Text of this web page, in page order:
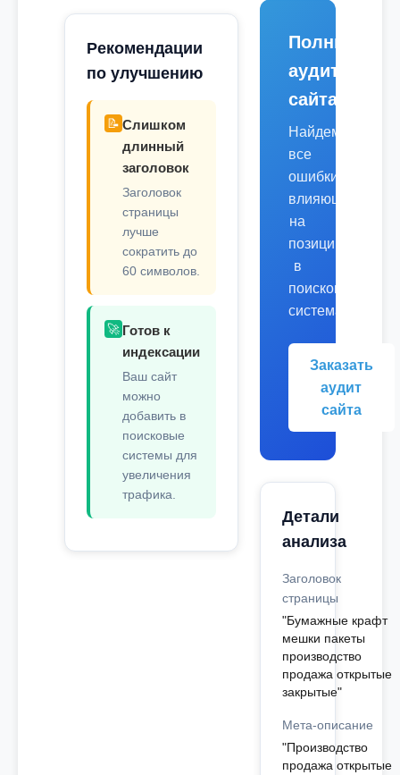
Рекомендации
по улучшению
📝 Слишком
длинный
заголовок
Заголовок
страницы
лучше
сократить до
60 символов.
🚀 Готов к
индексации
Ваш сайт
можно
добавить в
поисковые
системы для
увеличения
трафика.
Полный
аудит
сайта
Найдем
все
ошибки,
влияющие
на
позиции
в
поисковых
системах.
Заказать
аудит
сайта
Детали
анализа
Заголовок
страницы
"Бумажные крафт
мешки пакеты
производство
продажа открытые
закрытые"
Мета-описание
"Производство
продажа открытые